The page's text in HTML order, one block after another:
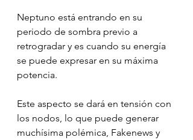
Neptuno está entrando en su
periodo de sombra previo a
retrogradar y es cuando su energía
se puede expresar en su máxima
potencia.
Este aspecto se dará en tensión con
los nodos, lo que puede generar
muchísima polémica, Fakenews y